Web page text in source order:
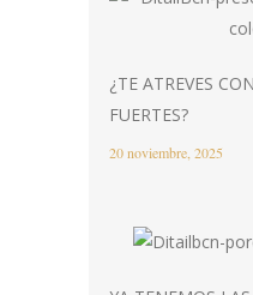
¿TE ATREVES
FUERTES?
20 noviembre, 2025